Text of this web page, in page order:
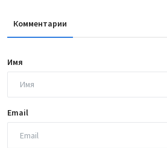
Комментарии
Имя
Email